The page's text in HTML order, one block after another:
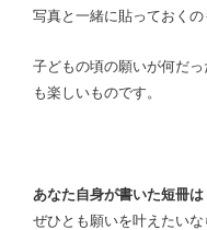
写真と一緒に貼っておくの
子どもの頃の願いが何だ
も楽しいものです。
あなた自身が書いた短冊は
ぜひとも願いを叶えたいな